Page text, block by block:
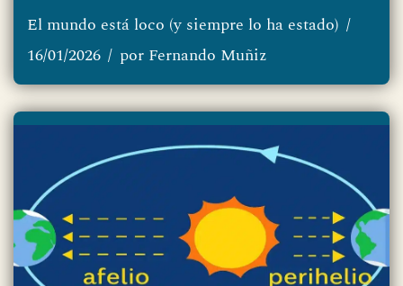
El mundo está loco (y siempre lo ha estado)
16/01/2026
por Fernando Muñiz